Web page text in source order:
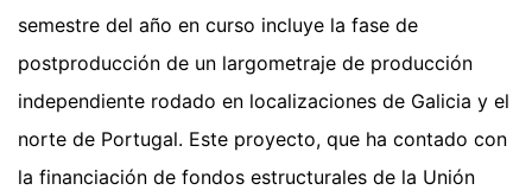
semestre del año en curso incluye la fase de
postproducción de un largometraje de producción
independiente rodado en localizaciones de Galicia y el
norte de Portugal. Este proyecto, que ha contado con
la financiación de fondos estructurales de la Unión